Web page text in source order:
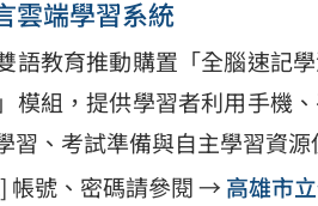
雲端學習系統
語教育推動購置「全腦速記
模組，提供學習者利用手機
習、考試準備與自主學習資源
帳號、密碼請參閱 → 高雄市